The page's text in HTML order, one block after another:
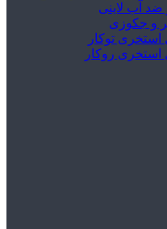
ضد آب لاینی
و جکوزی
استخری توکار
استخری روکار